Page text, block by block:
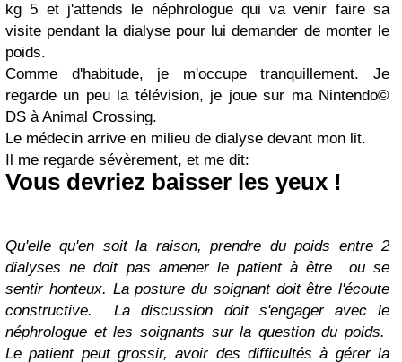
kg 5 et j'attends le néphrologue qui va venir faire sa
visite pendant la dialyse pour lui demander de monter le
poids.
Comme d'habitude, je m'occupe tranquillement. Je
regarde un peu la télévision, je joue sur ma Nintendo©
DS à Animal Crossing.
Le médecin arrive en milieu de dialyse devant mon lit.
Il me regarde sévèrement, et me dit:
Vous devriez baisser les yeux !
Qu'elle qu'en soit la raison, prendre du poids entre 2
dialyses ne doit pas amener le patient à être ou se
sentir honteux. La posture du soignant doit être l'écoute
constructive.
La discussion doit s'engager avec le
néphrologue et les soignants sur la question du poids.
Le patient peut grossir, avoir des difficultés à gérer la